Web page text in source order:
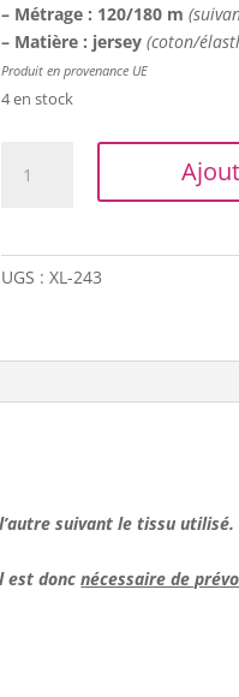
– Métrage : 120/180 m
– Matière : jersey (coton/
Produit en provenance UE
4 en stock
UGS : XL-243
suivant le tissu utilisé.
est doncnécessaire de